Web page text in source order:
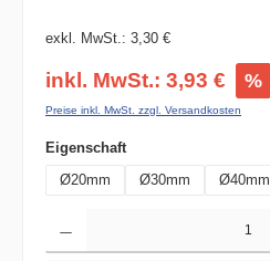
exkl. MwSt.: 3,30 €
inkl. MwSt.: 3,93 € %
Preise inkl. MwSt. zzgl. Versandkosten
Eigenschaftauswählen
Ø20mm
Ø30mm Ø40mm